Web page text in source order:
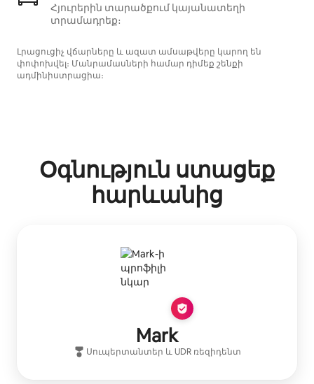
Հյուրերին տարածքում կայանատեղի
տրամադրեք։
Լրացուցիչ վճարները և ազատ ամսաթվերը կարող են
փոփոխվել։ Մանրամասների համար դիմեք շենքի
ադմինիստրացիա։
Օգնություն ստացեք
հարևանից
Mark
Սուպերտանտեր ևUDRռեզիդենտ